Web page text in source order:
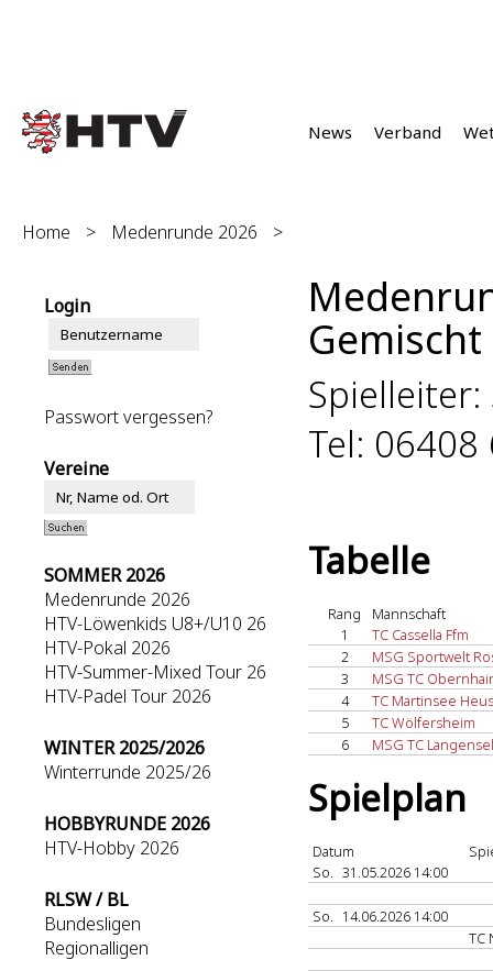
News Verband
Home > Medenrunde 2026 >
Login
Passwort vergessen?
Vereine
SOMMER 2026
Medenrunde 2026
HTV-Löwenkids U8+/U10 26
HTV-Pokal 2026
HTV-Summer-Mixed Tour 26
HTV-Padel Tour 2026
WINTER 2025/2026
Winterrunde 2025/26
HOBBYRUNDE 2026
HTV-Hobby 2026
RLSW / BL
Bundesligen
Regionalligen
Gemischt
Spielleiter:
Tel:
Tabelle
Rang
Mannschaft
1
TC Cassella Ffm
2
MSG Sportwelt
3
MSG TC
4
TC Martinsee
5
TC Wölfersheim
6
MSG TC
Spielplan
Datum
So. 31.05.2026 14:00
So. 14.06.2026 14:00
TC